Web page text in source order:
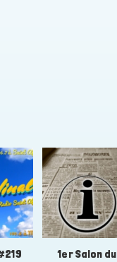
1er Salon du